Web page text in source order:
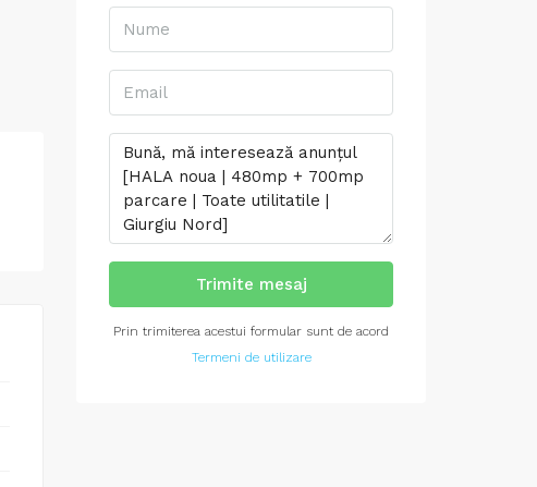
Trimite mesaj
Prin trimiterea acestui formular sunt de acord
Termeni de utilizare